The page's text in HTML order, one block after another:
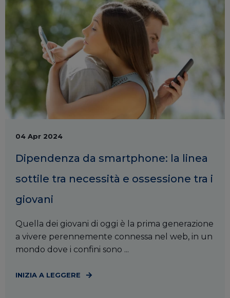
04 Apr 2024
Dipendenza da smartphone: la linea
sottile tra necessità e ossessione tra i
giovani
Quella dei giovani di oggi è la prima generazione
a vivere perennemente connessa nel web, in un
mondo dove i confini sono ...
INIZIA A LEGGERE